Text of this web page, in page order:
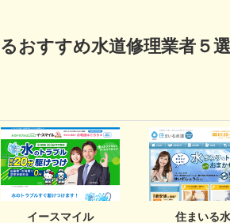
おすすめ水道修理業者５選
イースマイル 住まいる